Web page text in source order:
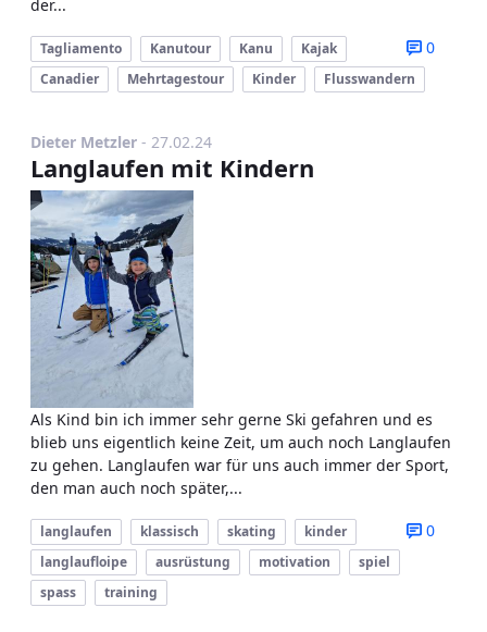
der...
0
Tagliamento Kanutour Kanu
Kajak
Canadier
Mehrtagestour Kinder Flusswandern
Dieter Metzler - Publikationsdatum
27.02.24
Langlaufen mit Kindern
Als Kind bin ich immer sehr gerne Ski gefahren und es
blieb uns eigentlich keine Zeit, um auch noch Langlaufen
zu gehen. Langlaufen war für uns auch immer der Sport,
den man auch noch später,...
0
langlaufen klassisch skating
kinder
langlaufloipe
ausrüstung motivation
spiel
spass
training